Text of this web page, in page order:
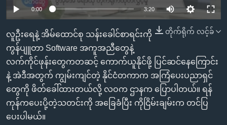
စာမျက်နှာ
ကျော်
ကြည့်
ရန်
ရှာဖွေ
ရန်
နေရာ
သို့
ဘာသာစကားများ
0:00 3:20
တိုက်ရိုက် လင့်ခ်
လူဦးရေနဲ့ အိမ်ထောင်စု သန်းခေါင်စာရင်းကို
ကွန်ပျူတာ Software အကူအညီတွေနဲ့
လက်ကိုင်ဖုန်းတွေကတဆင့် ကောက်ယူနိုင်ဖို့ ပြင်ဆင်နေကြောင်း
နဲ့ အဲဒီအတွက် ကျွမ်းကျင်တဲ့ နိုင်ငံတကာက အကြံပေးပညာရှင်
တွေကို ဖိတ်ခေါ်ထားတယ်လို့ လဝက ဌာနက ပြောပါတယ်။ ရန်
ကုန်ကပေးပို့တဲ့သတင်းကို အခြေခံပြီး ကိုငြိမ်းချမ်းက တင်ပြ
ပေးပါမယ်။